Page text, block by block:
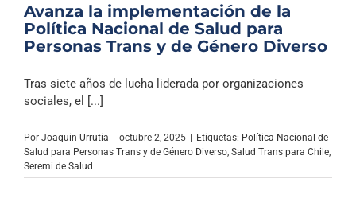
Columnas
Música Clásica
Especiales
Avanza la implementación de la
Política Nacional de Salud para
Personas Trans y de Género Diverso
Tras siete años de lucha liderada por organizaciones
sociales, el [...]
Por Joaquin Urrutia | octubre 2, 2025 | Etiquetas: Política Nacional de
Salud para Personas Trans y de Género Diverso Salud Trans para Chile
Seremi de Salud